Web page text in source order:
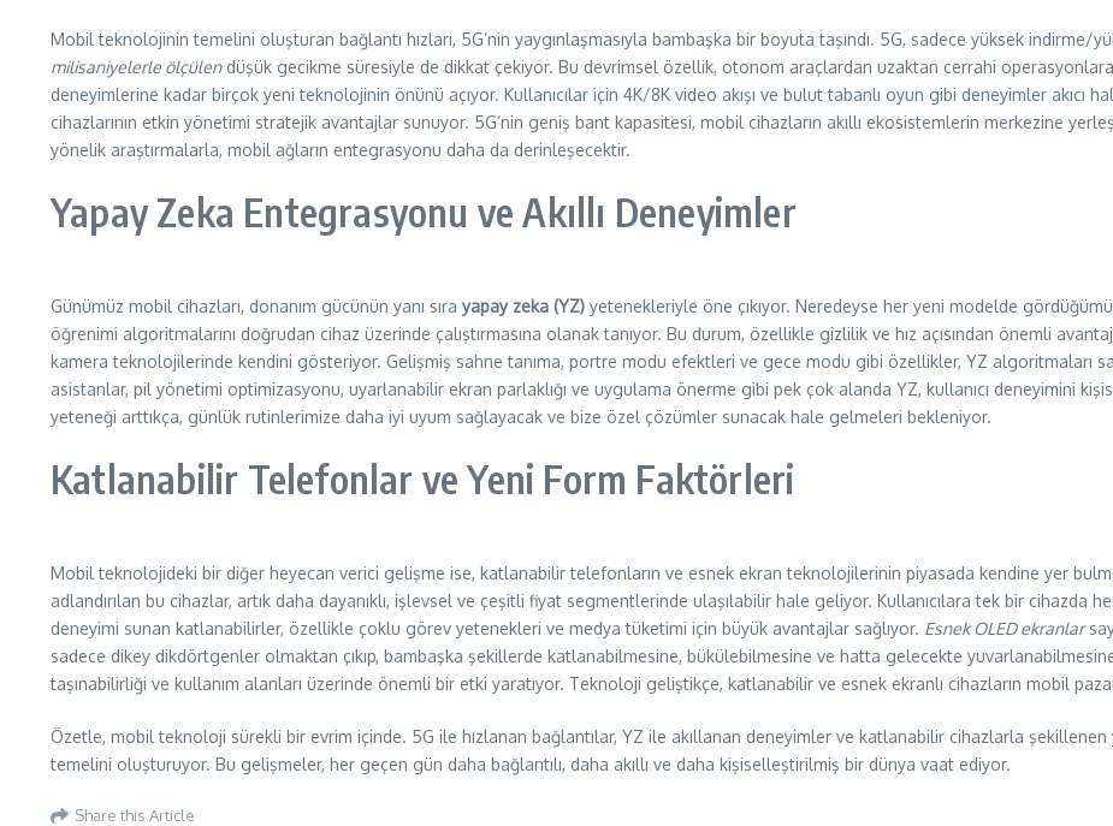
Mobil teknolojinin temelini oluşturan bağlantı hızları, 5G’nin yaygınlaşmasıyla bambaşka bir boyuta taşındı. 5G, sadece yüksek indirme/
milisaniyelerle ölçülendüşük gecikme süresiyle de dikkat çekiyor. Bu devrimsel özellik, otonom araçlardan uzaktan cerrahi operasyonlara,
deneyimlerine kadar birçok yeni teknolojinin önünü açıyor. Kullanıcılar için 4K/8K video akışı ve bulut tabanlı oyun gibi deneyimler akıcı
cihazlarının etkin yönetimi stratejik avantajlar sunuyor. 5G’nin geniş bant kapasitesi, mobil cihazların akıllı ekosistemlerin merkezine
yönelik araştırmalarla, mobil ağların entegrasyonu daha da derinleşecektir.
Yapay Zeka Entegrasyonu ve Akıllı Deneyimler
Günümüz mobil cihazları, donanım gücünün yanı sıra yapay zeka (YZ) yetenekleriyle öne çıkıyor. Neredeyse her yeni modelde
öğrenimi algoritmalarını doğrudan cihaz üzerinde çalıştırmasına olanak tanıyor. Bu durum, özellikle gizlilik ve hız açısından önemli
kamera teknolojilerinde kendini gösteriyor. Gelişmiş sahne tanıma, portre modu efektleri ve gece modu gibi özellikler, YZ algoritmaları
asistanlar, pil yönetimi optimizasyonu, uyarlanabilir ekran parlaklığı ve uygulama önerme gibi pek çok alanda YZ, kullanıcı deneyimini
yeteneği arttıkça, günlük rutinlerimize daha iyi uyum sağlayacak ve bize özel çözümler sunacak hale gelmeleri bekleniyor.
Katlanabilir Telefonlar ve Yeni Form Faktörleri
Mobil teknolojideki bir diğer heyecan verici gelişme ise, katlanabilir telefonların ve esnek ekran teknolojilerinin piyasada kendine yer
adlandırılan bu cihazlar, artık daha dayanıklı, işlevsel ve çeşitli fiyat segmentlerinde ulaşılabilir hale geliyor. Kullanıcılara tek bir
deneyimi sunan katlanabilirler, özellikle çoklu görev yetenekleri ve medya tüketimi için büyük avantajlar sağlıyor. Esnek OLED ekranlar
sadece dikey dikdörtgenler olmaktan çıkıp, bambaşka şekillerde katlanabilmesine, bükülebilmesine ve hatta gelecekte
taşınabilirliği ve kullanım alanları üzerinde önemli bir etki yaratıyor. Teknoloji geliştikçe, katlanabilir ve esnek ekranlı cihazların mobil
Özetle, mobil teknoloji sürekli bir evrim içinde. 5G ile hızlanan bağlantılar, YZ ile akıllanan deneyimler ve katlanabilir cihazlarla
temelini oluşturuyor. Bu gelişmeler, her geçen gün daha bağlantılı, daha akıllı ve daha kişiselleştirilmiş bir dünya vaat ediyor.
Share this Article